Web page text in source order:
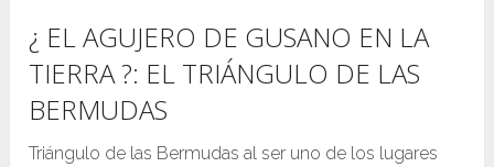
¿ EL AGUJERO DE GUSANO EN LA
TIERRA ?: EL TRIÁNGULO DE LAS
BERMUDAS
Triángulo de las Bermudas al ser uno de los lugares